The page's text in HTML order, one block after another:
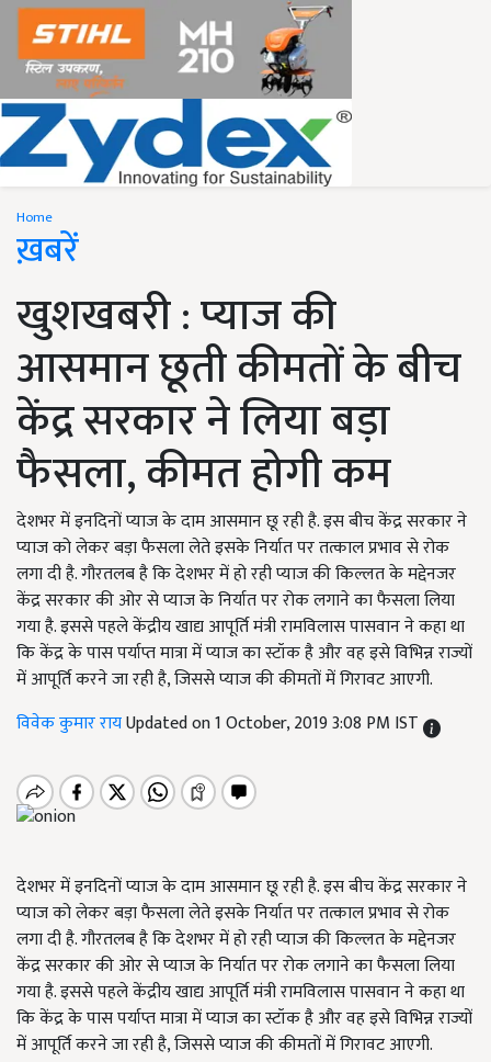
Home
ख़बरें
खुशखबरी : प्याज की
आसमान छूती कीमतों के बीच
केंद्र सरकार ने लिया बड़ा
फैसला, कीमत होगी कम
देशभर में इनदिनों प्याज के दाम आसमान छू रही है. इस बीच केंद्र सरकार ने
प्याज को लेकर बड़ा फैसला लेते इसके निर्यात पर तत्काल प्रभाव से रोक
लगा दी है. गौरतलब है कि देशभर में हो रही प्याज की किल्लत के मद्देनजर
केंद्र सरकार की ओर से प्याज के निर्यात पर रोक लगाने का फैसला लिया
गया है. इससे पहले केंद्रीय खाद्य आपूर्ति मंत्री रामविलास पासवान ने कहा था
कि केंद्र के पास पर्याप्त मात्रा में प्याज का स्टॉक है और वह इसे विभिन्न राज्यों
में आपूर्ति करने जा रही है, जिससे प्याज की कीमतों में गिरावट आएगी.
विवेक कुमार रायUpdated on 1 October, 2019 3:08 PM IST
देशभर में इनदिनों प्याज के दाम आसमान छू रही है. इस बीच केंद्र सरकार ने
प्याज को लेकर बड़ा फैसला लेते इसके निर्यात पर तत्काल प्रभाव से रोक
लगा दी है. गौरतलब है कि देशभर में हो रही प्याज की किल्लत के मद्देनजर
केंद्र सरकार की ओर से प्याज के निर्यात पर रोक लगाने का फैसला लिया
गया है. इससे पहले केंद्रीय खाद्य आपूर्ति मंत्री रामविलास पासवान ने कहा था
कि केंद्र के पास पर्याप्त मात्रा में प्याज का स्टॉक है और वह इसे विभिन्न राज्यों
में आपूर्ति करने जा रही है, जिससे प्याज की कीमतों में गिरावट आएगी.